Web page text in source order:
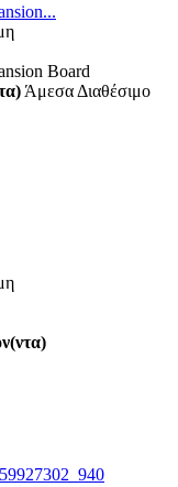
Board
Άμεσα Διαθέσιμο